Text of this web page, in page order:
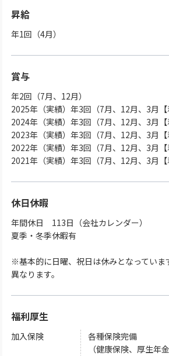
昇給
年1回（4月）
賞与
年2回（7月、12月）
2025年（実績）年3回（7月、12月、3月【
2024年（実績）年3回（7月、12月、3月【
2023年（実績）年3回（7月、12月、3月【
2022年（実績）年3回（7月、12月、3月【
2021年（実績）年3回（7月、12月、3月【
休日休暇
年間休日 113日（会社カレンダー）
夏季・冬季休暇有
※基本的に日曜、祝日は休みとなっていま
異なります。
福利厚生
加入保険
各種保険完備
（健康保険、厚生年